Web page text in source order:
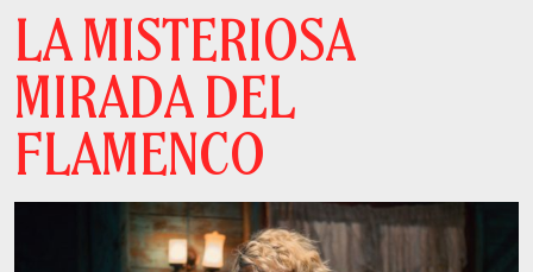
LA MISTERIOSA
MIRADA DEL
FLAMENCO